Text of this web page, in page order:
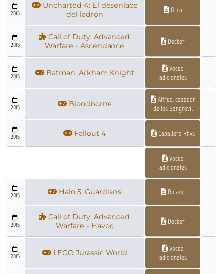
2016
Uncharted 4: El desenlace
del ladrón
Orca
2015
Call of Duty: Advanced
Warfare - Ascendance
Decker
2015 Batman: Arkham Knight
Voces
adicionales
2015 Bloodborne
Alfred, cazador
de los Sangrevil
2015 Fallout 4 Caballero Rhys
Voces
adicionales
2015 Halo 5: Guardians Roland
2015
Call of Duty: Advanced
Warfare - Havoc
Decker
2015 LEGO Jurassic World
Voces
adicionales